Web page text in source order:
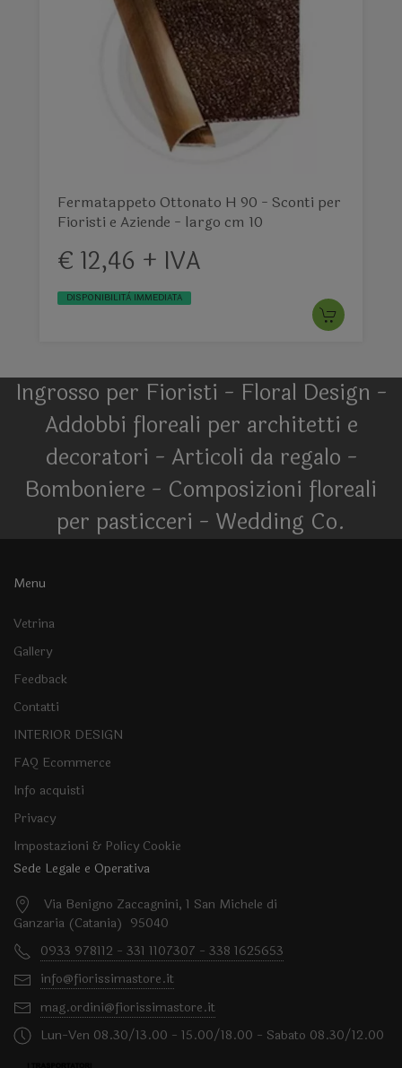
Fermatappeto Ottonato H 90 - Sconti per
Fioristi e Aziende - largo cm 10
€ 12,46 + IVA
DISPONIBILITÀ IMMEDIATA
Ingrosso per Fioristi - Floral Design -
Addobbi floreali per architetti e
decoratori - Articoli da regalo -
Bomboniere - Composizioni floreali
per pasticceri - Wedding Co.
Menu
Vetrina
Gallery
Feedback
Contatti
INTERIOR DESIGN
FAQ Ecommerce
Info acquisti
Privacy
Impostazioni & Policy Cookie
Sede Legale e Operativa
Via Benigno Zaccagnini, 1 San Michele di
Ganzaria (Catania) 95040
0933 978112 - 331 1107307 - 338 1625653
info@fiorissimastore.it
mag.ordini@fiorissimastore.it
Lun-Ven 08.30/13.00 - 15.00/18.00 - Sabato 08.30/12.00